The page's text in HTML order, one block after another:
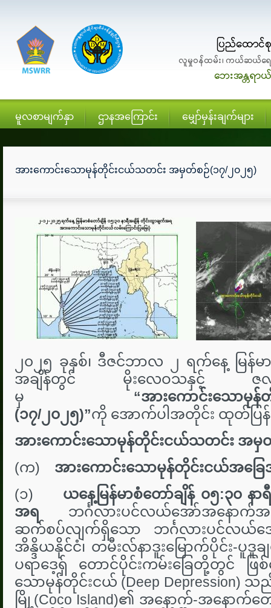
မူလစာမျက်နှာ ဌာနအကြောင်း မျှော်မှန်းချက်များ
အားကောင်းသောမုန်တိုင်းငယ်သတင်း အမှတ်စဉ်(၁၇/၂၀၂၅)
၂၀၂၅ ခုနှစ်၊ ဒီဇင်ဘာလ ၂ ရက်နေ့ မြန်မ
အချိန်တွင် မိုးလေဝသနှင့် ဇလဗေဒ
မှ “အားကောင်းသောမု
(၁၇/၂၀၂၅)”ကို အောက်ပါအတိုင်း ထုတ်ပြ
အားကောင်းသောမုန်တိုင်းငယ်သတင်း အမှ
(က) အားကောင်းသောမုန်တိုင်းငယ်အခြေ
(၁) ယနေ့မြန်မာစံတော်ချိန် ၀၅:၃၀ နာ
အရ ဘင်္ဂလားပင်လယ်အော်အနောက်
ဆက်စပ်လျက်ရှိသော ဘင်္ဂလားပင်လယ်အ
အိန္ဒိယနိုင်ငံ၊ တမီးလ်နာဒူးမြောက်ပိုင်း-ပူဒူ
ပရာဒေ့ရှ် တောင်ပိုင်းကမ်းခြေတို့တွင် ဖြစ်
သောမုန်တိုင်းငယ် (Deep Depression) သ
မြို့(Coco Island)၏ အနောက်-အနောက်